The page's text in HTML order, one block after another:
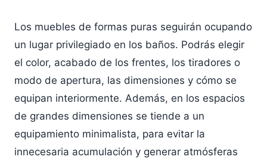
Los muebles de formas puras seguirán ocupando
un lugar privilegiado en los baños. Podrás elegir
el color, acabado de los frentes, los tiradores o
modo de apertura, las dimensiones y cómo se
equipan interiormente. Además, en los espacios
de grandes dimensiones se tiende a un
equipamiento minimalista, para evitar la
innecesaria acumulación y generar atmósferas